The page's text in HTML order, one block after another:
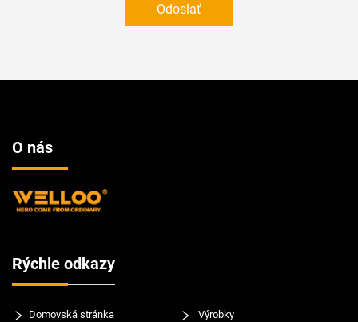
Odoslať
O nás
Rýchle odkazy
Domovská stránka Výrobky